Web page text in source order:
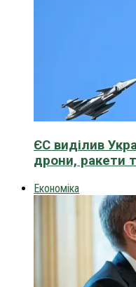
ЄС виділив
дрони, ракети
Економіка